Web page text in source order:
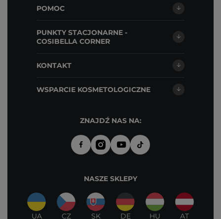
POMOC
PUNKTY STACJONARNE -
COSIBELLA CORNER
KONTAKT
WSPARCIE KOSMETOLOGICZNE
ZNAJDŹ NAS NA:
NASZE SKLEPY
UA CZ SK DE HU AT